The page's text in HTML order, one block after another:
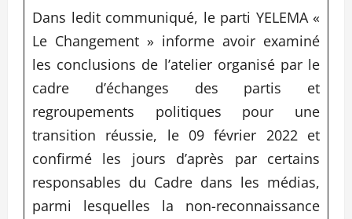
Dans ledit communiqué, le parti YELEMA «
Le Changement » informe avoir examiné
les conclusions de l’atelier organisé par le
cadre d’échanges des partis et
regroupements politiques pour une
transition réussie, le 09 février 2022 et
confirmé les jours d’après par certains
responsables du Cadre dans les médias,
parmi lesquelles la non-reconnaissance